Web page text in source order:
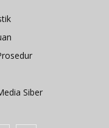
Siber